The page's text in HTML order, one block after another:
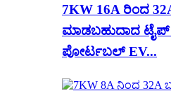
7KW 16A ರಿಂದ
ಮಾಡಬಹುದಾದ
ಪೋರ್ಟಬಲ್ EV...